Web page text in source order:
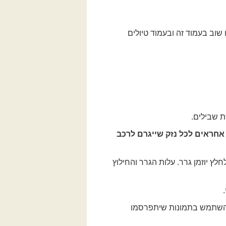
בעמוד זה ובעמוד טיולים
שבילים.
לכל נזק שייגרם לרכב
יוזמן גרר. עלות הגרר והחילוץ
להשתמש בתמונות שיתפרסמו